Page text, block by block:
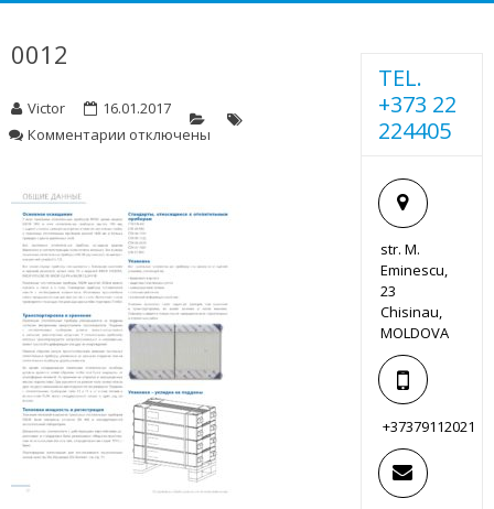
0012
Victor
16.01.2017
Комментарии котключены
TEL.
+373 22
224405
str. M.
Eminescu,
23
Chisinau,
MOLDOVA
+37379112021